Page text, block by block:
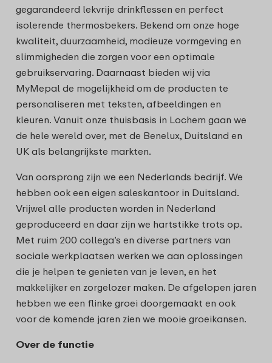
gegarandeerd lekvrije drinkflessen en perfect
isolerende thermosbekers. Bekend om onze hoge
kwaliteit, duurzaamheid, modieuze vormgeving en
slimmigheden die zorgen voor een optimale
gebruikservaring. Daarnaast bieden wij via
MyMepal de mogelijkheid om de producten te
personaliseren met teksten, afbeeldingen en
kleuren. Vanuit onze thuisbasis in Lochem gaan we
de hele wereld over, met de Benelux, Duitsland en
UK als belangrijkste markten.
Van oorsprong zijn we een Nederlands bedrijf. We
hebben ook een eigen saleskantoor in Duitsland.
Vrijwel alle producten worden in Nederland
geproduceerd en daar zijn we hartstikke trots op.
Met ruim 200 collega’s en diverse partners van
sociale werkplaatsen werken we aan oplossingen
die je helpen te genieten van je leven, en het
makkelijker en zorgelozer maken. De afgelopen jaren
hebben we een flinke groei doorgemaakt en ook
voor de komende jaren zien we mooie groeikansen.
Over de functie